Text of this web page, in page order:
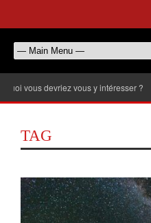
vous devriez vous y intéresser ?
TAG